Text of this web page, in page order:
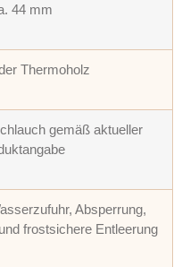
44 mm
Thermoholz
gemäß aktueller
Absperrung,
frostsichere Entleerung